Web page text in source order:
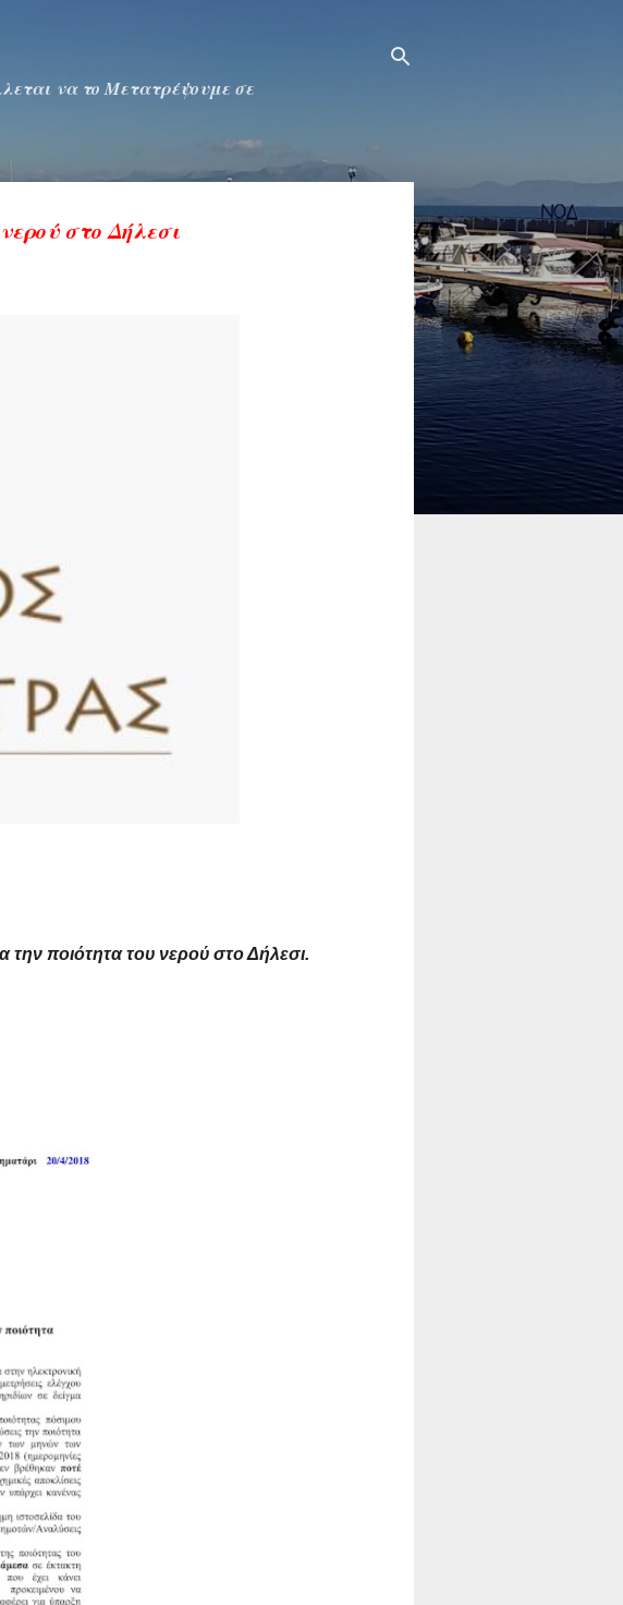
να το Μετατρέψουμε σε
στο Δήλεσι
ποιότητα του νερού στο Δήλεσι.